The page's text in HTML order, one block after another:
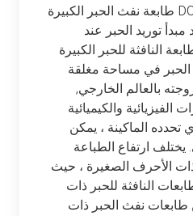
طابعة نفث الحبر الكبيرة DOD هي طابعة نفث الحبر
توريد الحبر عند
النافثة للحبر الكبيرة
في مساحة مغلقة
بالعالم الخارجي,
والكيميائية
تحدده الماكينة ، يمكن
ارتفاع الطباعة
ذات الأحرف الصغيرة ، حيث
النافثة للحبر ذات
طابعات نفث الحبر ذات